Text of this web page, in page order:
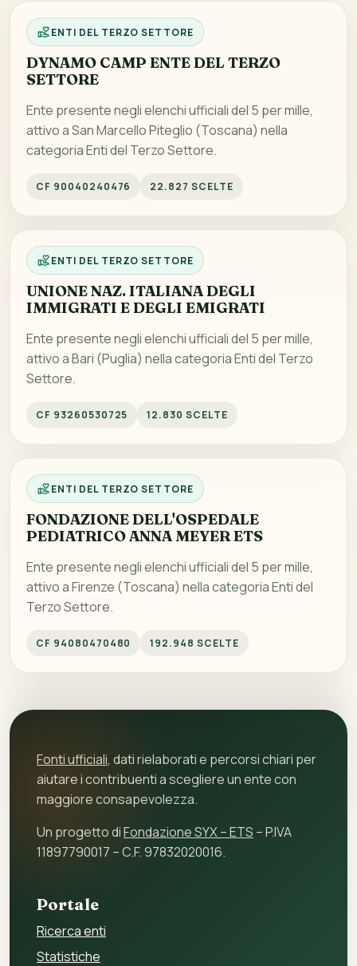
ENTI DEL TERZO SETTORE
DYNAMO CAMP ENTE DEL TERZO
SETTORE
Ente presente negli elenchi ufficiali del 5 per mille,
attivo a San Marcello Piteglio (Toscana) nella
categoria Enti del Terzo Settore.
CF 90040240476 22.827 SCELTE
ENTI DEL TERZO SETTORE
UNIONE NAZ. ITALIANA DEGLI
IMMIGRATI E DEGLI EMIGRATI
Ente presente negli elenchi ufficiali del 5 per mille,
attivo a Bari (Puglia) nella categoria Enti del Terzo
Settore.
CF 93260530725 12.830 SCELTE
ENTI DEL TERZO SETTORE
FONDAZIONE DELL'OSPEDALE
PEDIATRICO ANNA MEYER ETS
Ente presente negli elenchi ufficiali del 5 per mille,
attivo a Firenze (Toscana) nella categoria Enti del
Terzo Settore.
CF 94080470480 192.948 SCELTE
Fonti ufficiali, dati rielaborati e percorsi chiari per
aiutare i contribuenti a scegliere un ente con
maggiore consapevolezza.
Un progetto diFondazione SYX – ETS – P.IVA
11897790017 – C.F. 97832020016.
Portale
Ricerca enti
Statistiche